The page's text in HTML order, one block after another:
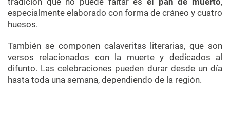
especialmente elaborado con forma de cráneo y cuatro
huesos.
También se componen calaveritas literarias, que son
versos relacionados con la muerte y dedicados al
difunto. Las celebraciones pueden durar desde un día
hasta toda una semana, dependiendo de la región.